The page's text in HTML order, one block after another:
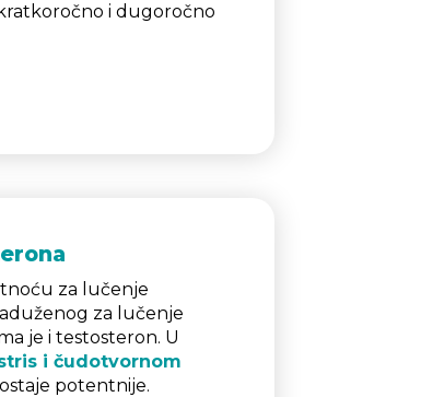
i dugoročno
za lučenje
za lučenje
je i testosteron. U
i čudotvornom
potentnije.